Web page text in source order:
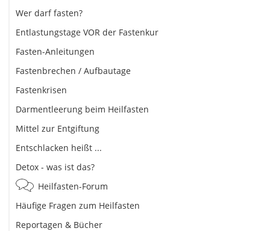
Wer darf fasten?
Entlastungstage VOR der Fastenkur
Fasten-Anleitungen
Fastenbrechen / Aufbautage
Fastenkrisen
Darmentleerung beim Heilfasten
Mittel zur Entgiftung
Entschlacken heißt ...
Detox - was ist das?
Heilfasten-Forum
Häufige Fragen zum Heilfasten
Reportagen & Bücher